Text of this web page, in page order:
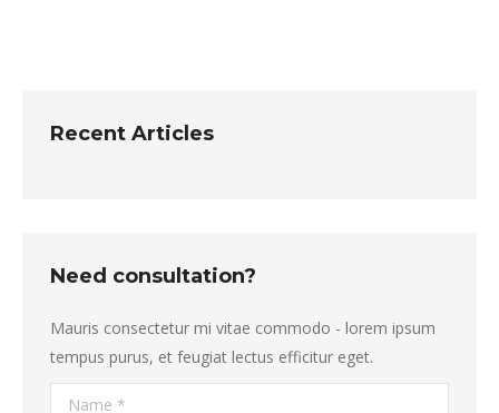
Recent Articles
Need consultation?
Mauris consectetur mi vitae commodo - lorem ipsum
tempus purus, et feugiat lectus efficitur eget.
Name *